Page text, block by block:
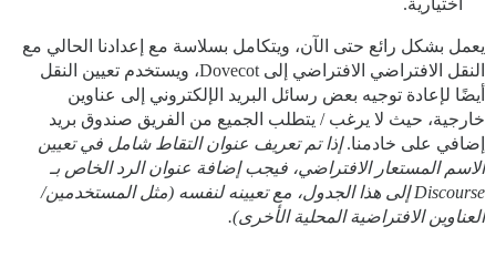
اختيارية.
يعمل بشكل رائع حتى الآن، ويتكامل بسلاسة مع إعدادنا الحالي مع
النقل الافتراضي الافتراضي إلى Dovecot، ويستخدم تعيين النقل
أيضًا لإعادة توجيه بعض رسائل البريد الإلكتروني إلى عناوين
خارجية، حيث لا يرغب / يتطلب الجميع من الفريق صندوق بريد
إضافي على خادمنا.إذا تم تعريف عنوان التقاط شامل في تعيين
الاسم المستعار الافتراضي، فيجب إضافة عنوان الرد الخاص بـ
Discourse إلى هذا الجدول، مع تعيينه لنفسه (مثل المستخدمين/
العناوين الافتراضية المحلية الأخرى).